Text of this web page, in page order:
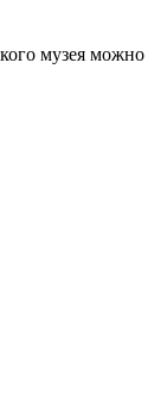
музея можно